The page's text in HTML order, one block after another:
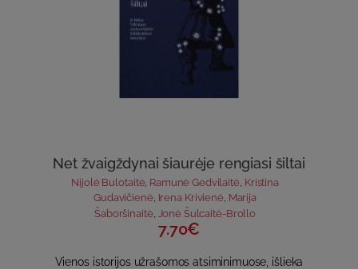
Net žvaigždynai šiaurėje rengiasi šiltai
Nijolė Bulotaitė Ramunė Gedvilaitė Kristina
Gudavičienė, Irena Krivienė, Marija
Šaboršinaitė Jonė Šulcaitė-Brollo
7.70€
Vienos istorijos užrašomos atsiminimuose, išlieka